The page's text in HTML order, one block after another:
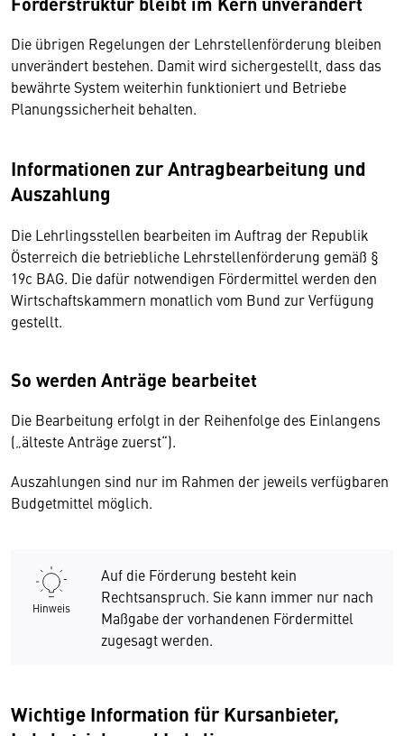
Die übrigen Regelungen der Lehrstellenförderung bleiben
unverändert bestehen. Damit wird sichergestellt, dass das
bewährte System weiterhin funktioniert und Betriebe
Planungssicherheit behalten.
Informationen zur Antragbearbeitung und
Auszahlung
Die Lehrlingsstellen bearbeiten im Auftrag der Republik
Österreich die betriebliche Lehrstellenförderung gemäß §
19c BAG. Die dafür notwendigen Fördermittel werden den
Wirtschaftskammern monatlich vom Bund zur Verfügung
gestellt.
So werden Anträge bearbeitet
Die Bearbeitung erfolgt in der Reihenfolge des Einlangens
(„älteste Anträge zuerst“).
Auszahlungen sind nur im Rahmen der jeweils verfügbaren
Budgetmittel möglich.
Hinweis
Auf die Förderung besteht kein
Rechtsanspruch. Sie kann immer nur nach
Maßgabe der vorhandenen Fördermittel
zugesagt werden.
Wichtige Information für Kursanbieter,